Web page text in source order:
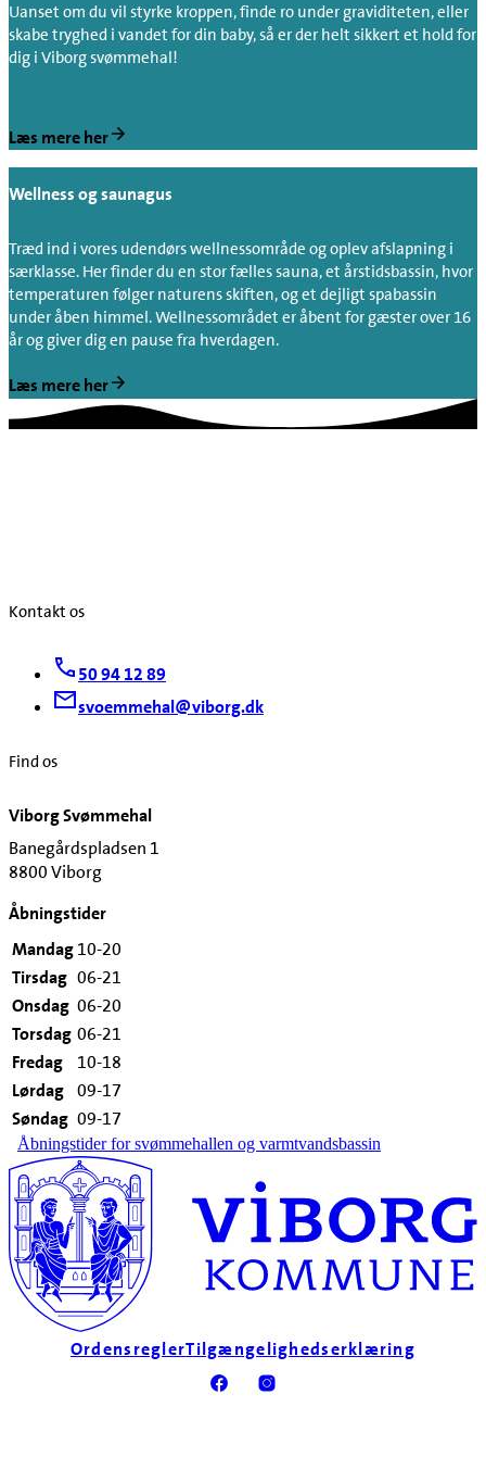
Uanset om du vil styrke kroppen, finde ro under graviditeten, eller
skabe tryghed i vandet for din baby, så er der helt sikkert et hold for
dig i Viborg svømmehal!
Læs mere her
Wellness og saunagus
Træd ind i vores udendørs wellnessområde og oplev afslapning i
særklasse. Her finder du en stor fælles sauna, et årstidsbassin, hvor
temperaturen følger naturens skiften, og et dejligt spabassin
under åben himmel. Wellnessområdet er åbent for gæster over 16
år og giver dig en pause fra hverdagen.
Læs mere her
Kontakt os
50 94 12 89
svoemmehal@viborg.dk
Find os
Viborg Svømmehal
Banegårdspladsen 1
8800 Viborg
Åbningstider
Mandag10-20
Tirsdag 06-21
Onsdag 06-20
Torsdag 06-21
Fredag
10-18
Lørdag 09-17
Søndag 09-17
Åbningstider for svømmehallen og varmtvandsbassin
OrdensreglerTilgængelighedserklæring